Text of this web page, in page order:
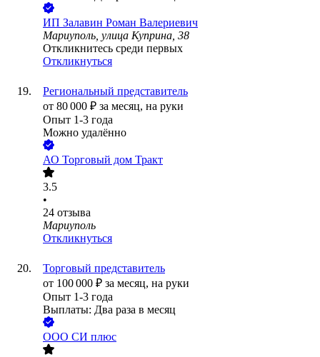
ИП Залавин Роман Валериевич
Мариуполь, улица Куприна, 38
Откликнитесь среди первых
Откликнуться
Региональный представитель
от 80 000 ₽ за месяц, на руки
Опыт 1-3 года
Можно удалённо
АО Торговый дом Тракт
3.5
•
24 отзыва
Мариуполь
Откликнуться
Торговый представитель
от 100 000 ₽ за месяц, на руки
Опыт 1-3 года
Выплаты: Два раза в месяц
ООО СИ плюс